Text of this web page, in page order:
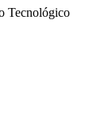
Tecnológico